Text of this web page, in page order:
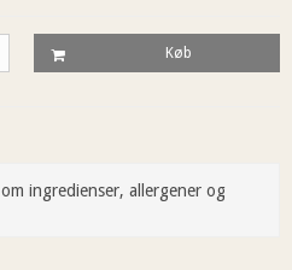
Køb
ingredienser, allergener og